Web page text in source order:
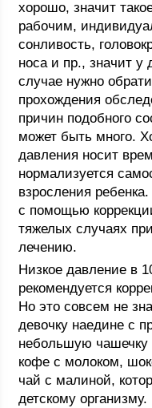
хорошо, значит
рабочим,
сонливость,
носа и пр., значит у
случае нужно
прохождения
причин подобного
может быть много.
давления носит
нормализуется
взросления
с помощью
тяжелых случаях
лечению.
Низкое давление в
рекомендуется
Но это совсем не
девочку наедине с
небольшую чашечку
кофе с молоком,
чай с малиной,
детскому